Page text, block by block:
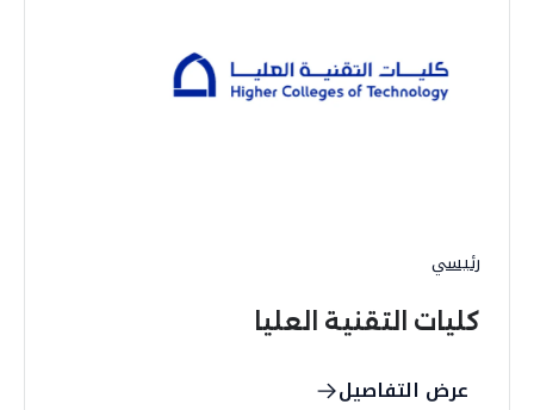
رئيسي
كليات التقنية العليا
عرض التفاصيل